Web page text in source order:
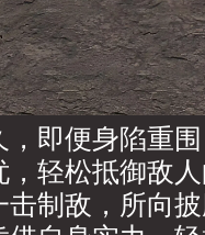
即便身陷重
轻松抵御敌
制敌，所向